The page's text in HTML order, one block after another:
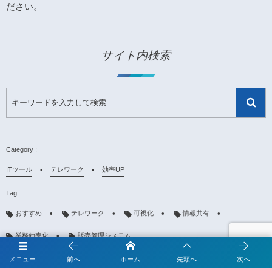
ださい。
サイト内検索
ITツール テレワーク 効率UP
おすすめ テレワーク 可視化 情報共有
業務効率化 販売管理システム
メニュー 前へ ホーム 先頭へ 次へ